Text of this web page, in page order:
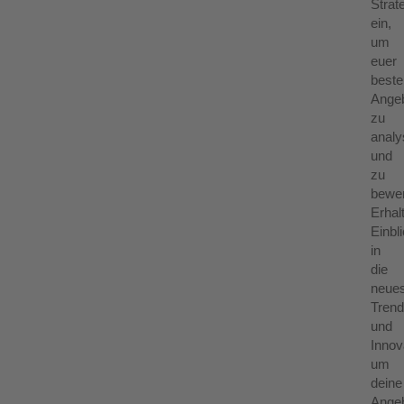
ein,
um
euer
zu
und
zu
in
die
und
um
deine